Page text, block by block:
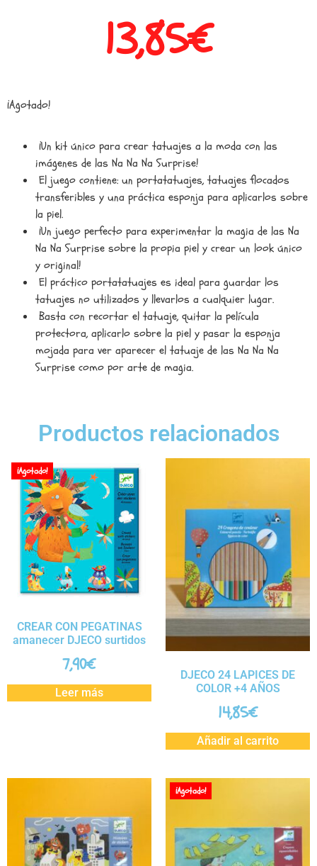
13,85€
¡Agotado!
¡Un kit único para crear tatuajes a la moda con las
imágenes de las Na Na Na Surprise!
El juego contiene: un portatatuajes, tatuajes flocados
transferibles y una práctica esponja para aplicarlos sobre
la piel.
¡Un juego perfecto para experimentar la magia de las Na
Na Na Surprise sobre la propia piel y crear un look único
y original!
El práctico portatatuajes es ideal para guardar los
tatuajes no utilizados y llevarlos a cualquier lugar.
Basta con recortar el tatuaje, quitar la película
protectora, aplicarlo sobre la piel y pasar la esponja
mojada para ver aparecer el tatuaje de las Na Na Na
Surprise como por arte de magia.
Productos relacionados
¡Agotado!
CREAR CON PEGATINAS
amanecer DJECO surtidos
7,90€
Leer más
DJECO 24 LAPICES DE
COLOR +4 AÑOS
14,85€
Añadir al carrito
¡Agotado!